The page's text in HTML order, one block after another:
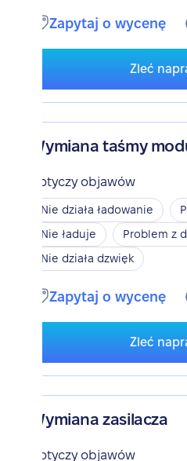
Zapytaj o wycenę
Zleć
Wymiana taśmy
Dotyczy objawów
Nie działa ładowanie
Nie ładuje
Problem z
Nie działa dzwięk
Zapytaj o wycenę
Zleć
Wymiana zasilacza
Dotyczy objawów